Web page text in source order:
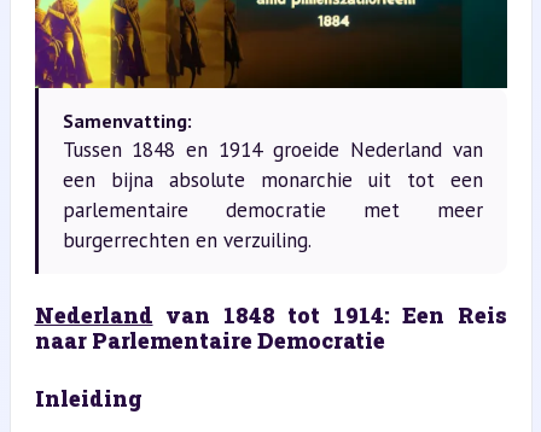
Samenvatting:
Tussen 1848 en 1914 groeide Nederland van
een bijna absolute monarchie uit tot een
parlementaire democratie met meer
burgerrechten en verzuiling.
Nederland van 1848 tot 1914: Een Reis
naar Parlementaire Democratie
Inleiding